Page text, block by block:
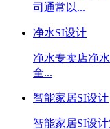
司通常以...
净水SI设计
净水专卖店净
全...
智能家居SI设计
智能家居SI设